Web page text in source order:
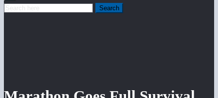
Search